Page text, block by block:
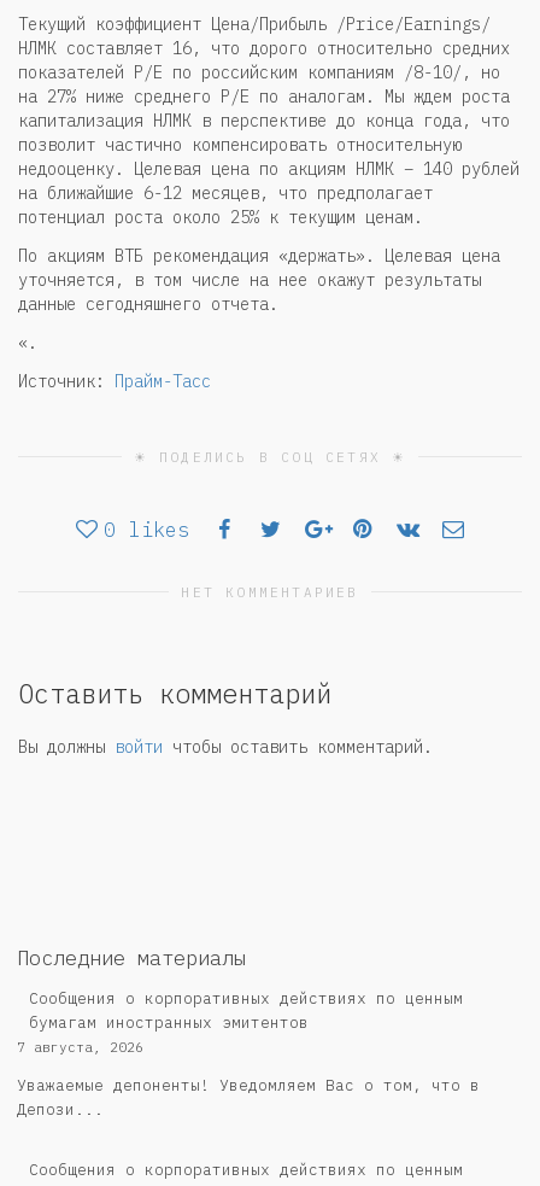
Текущий коэффициент Цена/Прибыль /Price/Earnings/
НЛМК составляет 16, что дорого относительно средних
показателей P/E по российским компаниям /8-10/, но
на 27% ниже среднего P/E по аналогам. Мы ждем роста
капитализация НЛМК в перспективе до конца года, что
позволит частично компенсировать относительную
недооценку. Целевая цена по акциям НЛМК – 140 рублей
на ближайшие 6-12 месяцев, что предполагает
потенциал роста около 25% к текущим ценам.
По акциям ВТБ рекомендация «держать». Целевая цена
уточняется, в том числе на нее окажут результаты
данные сегодняшнего отчета.
«.
Источник: Прайм-Тасс
☀ ПОДЕЛИСЬ В СОЦ СЕТЯХ ☀
0 likes
НЕТ КОММЕНТАРИЕВ
Оставить комментарий
Вы должны войти чтобы оставить комментарий.
Последние материалы
Сообщения о корпоративных действиях по ценным
бумагам иностранных эмитентов
7 августа, 2026
Уважаемые депоненты! Уведомляем Вас о том, что в
Депози...
Сообщения о корпоративных действиях по ценным